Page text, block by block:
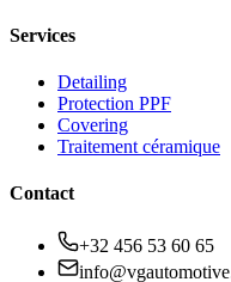
Services
Detailing
Protection PPF
Covering
Traitement céramique
Contact
+32 456 53 60 65